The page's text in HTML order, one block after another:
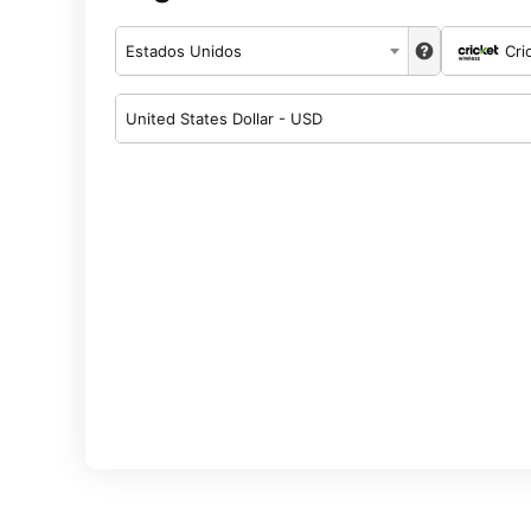
Estados Unidos
United States Dollar - USD